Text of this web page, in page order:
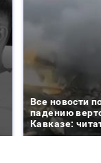
Все новости
падению
Кавказе: